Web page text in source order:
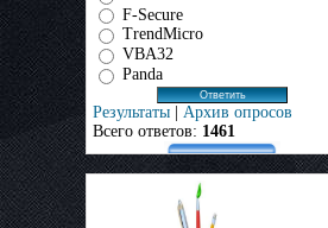
F-Secure
TrendMicro
VBA32
Panda
Результаты | Архив опросов
Всего ответов: 1461